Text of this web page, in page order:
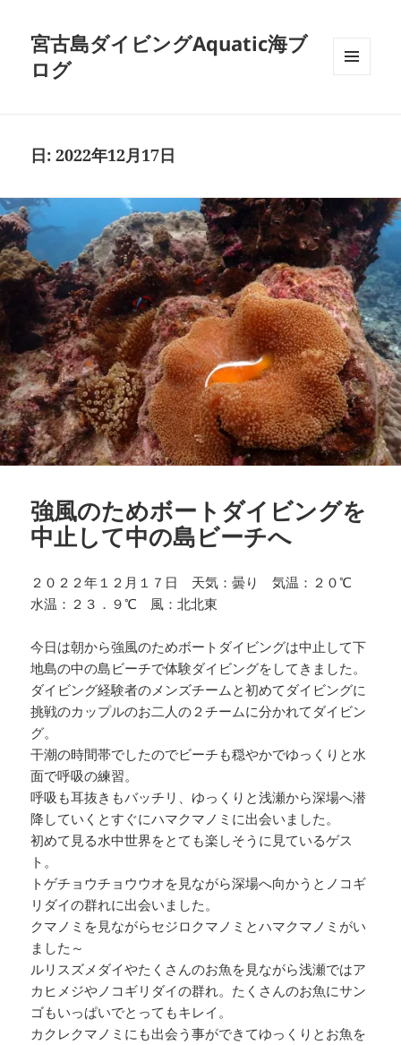
宮古島ダイビングAquatic海ブ
ログ
日:2022年12月17日
強風のためボートダイビングを
中止して中の島ビーチへ
２０２２年１２月１７日 天気：曇り 気温：２０℃
水温：２３．９℃ 風：北北東
今日は朝から強風のためボートダイビングは中止して下
地島の中の島ビーチで体験ダイビングをしてきました。
ダイビング経験者のメンズチームと初めてダイビングに
挑戦のカップルのお二人の２チームに分かれてダイビン
グ。
干潮の時間帯でしたのでビーチも穏やかでゆっくりと水
面で呼吸の練習。
呼吸も耳抜きもバッチリ、ゆっくりと浅瀬から深場へ潜
降していくとすぐにハマクマノミに出会いました。
初めて見る水中世界をとても楽しそうに見ているゲス
ト。
トゲチョウチョウウオを見ながら深場へ向かうとノコギ
リダイの群れに出会いました。
クマノミを見ながらセジロクマノミとハマクマノミがい
ました～
ルリスズメダイやたくさんのお魚を見ながら浅瀬ではア
カヒメジやノコギリダイの群れ。たくさんのお魚にサン
ゴもいっぱいでとってもキレイ。
カクレクマノミにも出会う事ができてゆっくりとお魚を